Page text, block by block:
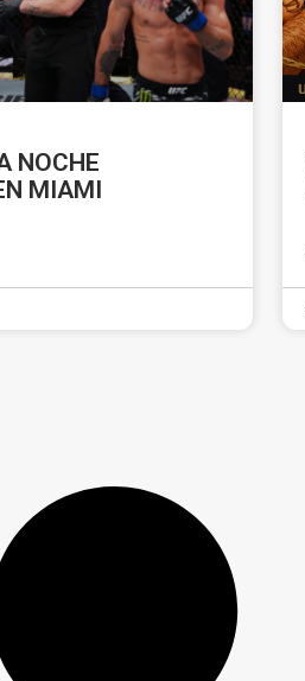
NOCHE
MIAMI